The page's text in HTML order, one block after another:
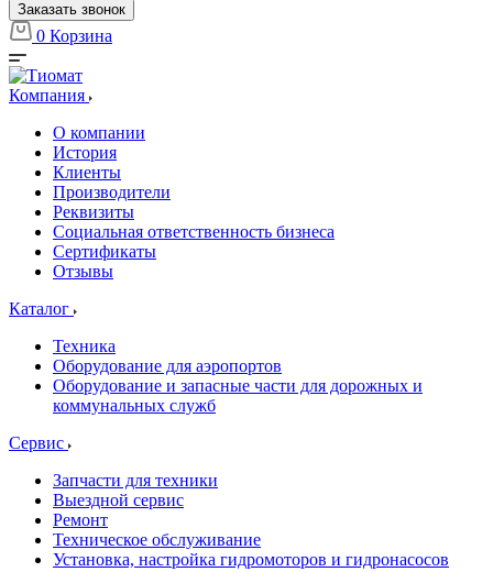
Заказать звонок
0 Корзина
Компания
О компании
История
Клиенты
Производители
Реквизиты
Социальная ответственность бизнеса
Сертификаты
Отзывы
Каталог
Техника
Оборудование для аэропортов
Оборудование и запасные части для дорожных и
коммунальных служб
Сервис
Запчасти для техники
Выездной сервис
Ремонт
Техническое обслуживание
Установка, настройка гидромоторов и гидронасосов